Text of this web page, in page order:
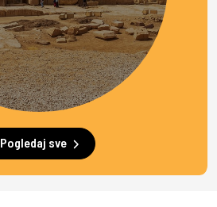
Pogledaj sve